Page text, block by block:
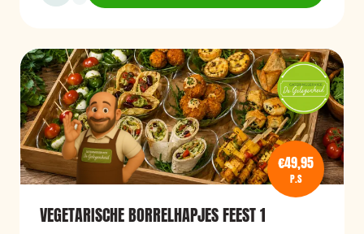
€49,95
P.S
VEGETARISCHE BORRELHAPJES FEEST 1